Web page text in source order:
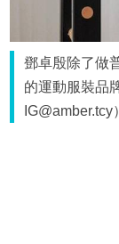
鄧卓殷除了做
的運動服裝品
IG@amber.tcy）